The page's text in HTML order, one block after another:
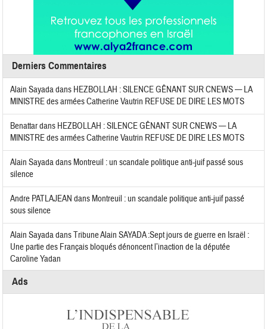
Derniers Commentaires
Alain Sayadadans HEZBOLLAH : SILENCE GÊNANT SUR CNEWS — LA
MINISTRE des armées Catherine Vautrin REFUSE DE DIRE LES MOTS
Benattardans HEZBOLLAH : SILENCE GÊNANT SUR CNEWS — LA
MINISTRE des armées Catherine Vautrin REFUSE DE DIRE LES MOTS
Alain Sayadadans Montreuil : un scandale politique anti-juif passé sous
silence
Andre PATLAJEAN dans Montreuil : un scandale politique anti-juif passé
sous silence
Alain SayadadansTribune Alain SAYADA :Sept jours de guerre en Israël :
Une partie des Français bloqués dénoncent l’inaction de la députée
Caroline Yadan
Ads